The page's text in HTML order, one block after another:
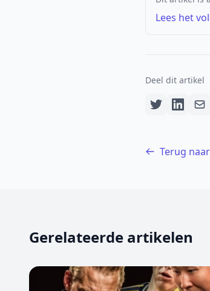
Lees het
Deel dit artikel
Terug
Gerelateerde artikelen